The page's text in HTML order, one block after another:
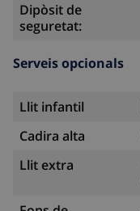
Dipòsit de
seguretat:
Serveis opcionals
Llit infantil
Cadira alta
Llit extra